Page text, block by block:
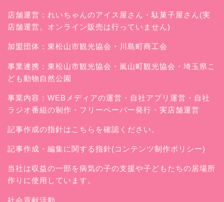
店舗運営： れいちゃんのアイス屋さん ・駄菓子屋さん(実
店舗運営。オンライン販売は行っていません)
加盟団体：東松山市観光協会・川島町商工会
事業連携：東松山市観光協会・嵐山町観光協会・埼玉県こ
ども動物自然公園
事業内容：WEBメディアの運営・自社アプリ運営・自社
ラジオ番組の制作・フリーペーパー発行・実店舗運営
記事作成の指針はこちらを確認ください。
記事作成・編集に関する指針(コンテンツ制作ポリシー)
当社は収益の一部を病気の子の支援や子どもたちの居場所
作りに使用しています。
社会貢献活動